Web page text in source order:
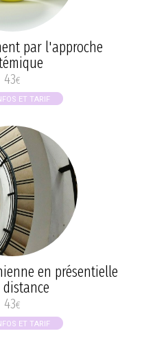
par l'approche
43€
ET TARIF
en présentielle
43€
ET TARIF